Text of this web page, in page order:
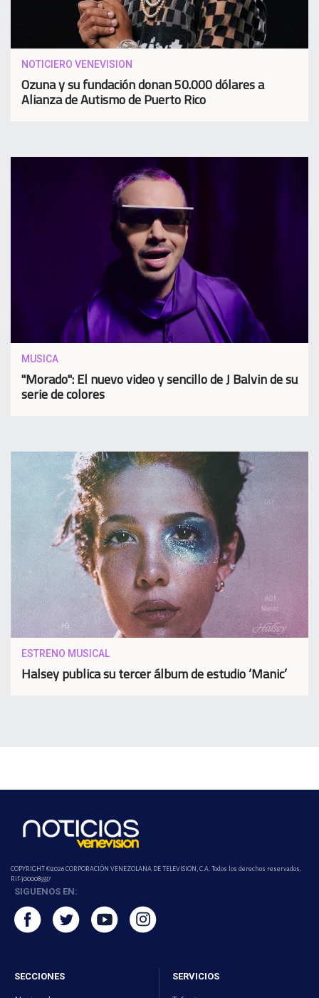
NOTICIERO VENEVISION
Ozuna y su fundación donan 50.000 dólares a
Alianza de Autismo de Puerto Rico
MUSICA
"Morado": El nuevo video y sencillo de J Balvin de su
serie de colores
ESTRENO MUSICAL
Halsey publica su tercer álbum de estudio ‘Manic’
COPYRIGHT ©2026 CORPORACIÓN VENEZOLANA DE TELEVISION, C.A. Todos los derechos reservados.
Rif-j000089337
SIGUENOS EN:
SECCIONES SERVICIOS